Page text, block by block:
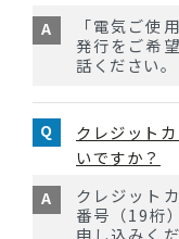
「電気ご使
発行をご希
話ください
クレジット
いですか？
クレジット
番号（19桁
申し込みく